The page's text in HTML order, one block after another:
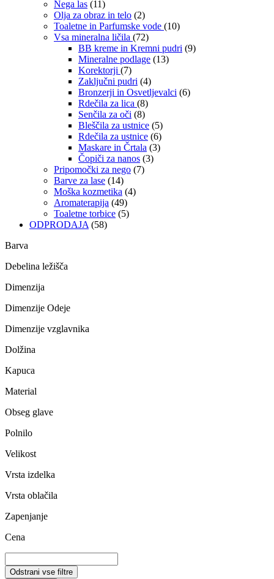
Nega las (11)
Olja za obraz in telo (2)
Toaletne in Parfumske vode (10)
Vsa mineralna ličila (72)
BB kreme in Kremni pudri (9)
Mineralne podlage (13)
Korektorji (7)
Zaključni pudri (4)
Bronzerji in Osvetljevalci (6)
Rdečila za lica (8)
Senčila za oči (8)
Bleščila za ustnice (5)
Rdečila za ustnice (6)
Maskare in Črtala (3)
Čopiči za nanos (3)
Pripomočki za nego (7)
Barve za lase (14)
Moška kozmetika (4)
Aromaterapija (49)
Toaletne torbice (5)
ODPRODAJA (58)
Barva
Debelina ležišča
Dimenzija
Dimenzije Odeje
Dimenzije vzglavnika
Dolžina
Kapuca
Material
Obseg glave
Polnilo
Velikost
Vrsta izdelka
Vrsta oblačila
Zapenjanje
Cena
Odstrani vse filtre